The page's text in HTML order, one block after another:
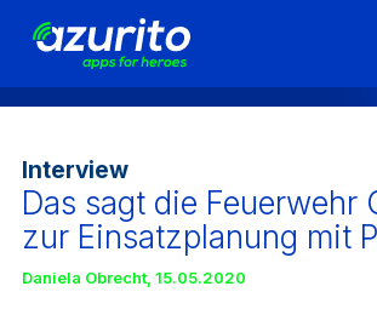
zum
Interview
Das sagt die Feuerwehr
zur Einsatzplanung mit
Daniela Obrecht, 15.05.2020